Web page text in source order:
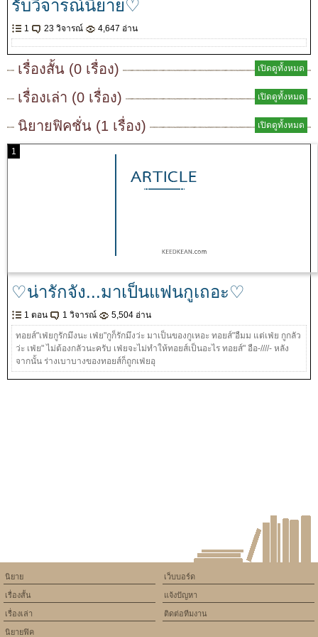
รับวิจารณ์นิยาย♡
1 23 วิจารณ์ 4,647 อ่าน
เรื่องสั้น (0 เรื่อง) เปิดดูทั้งหมด
เรื่องเล่า (0 เรื่อง) เปิดดูทั้งหมด
นิยายฟิคชั่น (1 เรื่อง) เปิดดูทั้งหมด
1
♡น่ารักจัง...มาเป็นแฟนกูเถอะ♡
1 ตอน 1 วิจารณ์ 5,504 อ่าน
ทอยส์"เฟ่ยกูรักมึงนะ เฟ่ย"กูก็รักมึงว่ะ มาเป็นของกูเหอะ ทอยส์"อืมม แต่เฟ่ย กูกลัว
ว่ะ เฟ่ย" ไม่ต้องกลัวนะครับ เฟ่ยจะไม่ทำให้ทอยส์เป็นอะไร ทอยส์" อือ-////- หลัง
จากนั้น ร่างเบาบางของทอยส์ก็ถูกเฟ่ยอุ
เว็บบอร์ด
แจ้งปัญหา
ติดต่อทีมงาน
นิยาย
เรื่องสั้น
เรื่องเล่า
นิยายฟิค